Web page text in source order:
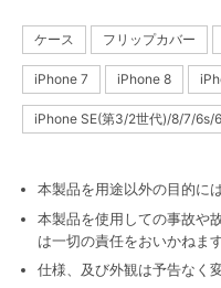
ケース フリップカバー
iPhone 7 iPhone 8
iPhone SE(第3/2世代)/8/7/6s/6
本製品を用途以外の目的に
本製品を使用しての事故や
は一切の責任をおいかねま
仕様、及び外観は予告なく